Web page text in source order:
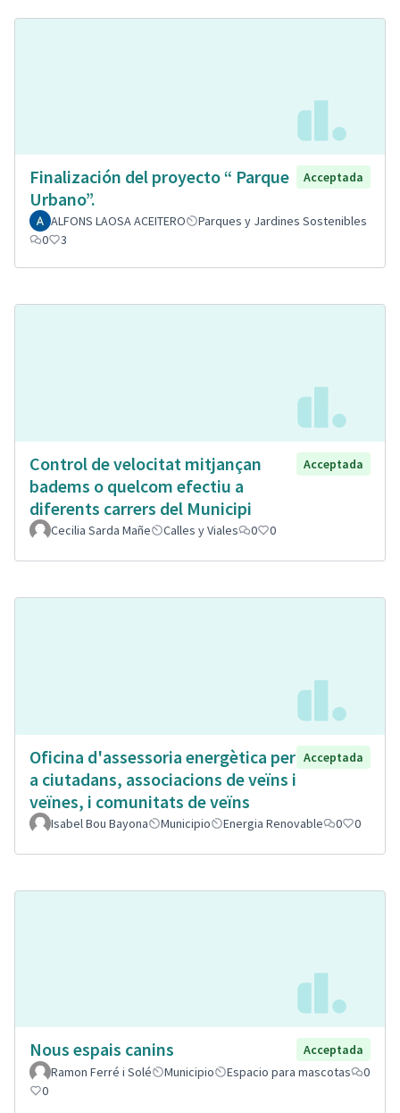
Finalización del proyecto “ Parque
Urbano”.
Acceptada
ALFONS LAOSA ACEITERO
Parques y Jardines Sostenibles
0
3
Control de velocitat mitjançan
badems o quelcom efectiu a
diferents carrers del Municipi
Acceptada
Cecilia Sarda Mañe Calles y Viales 0 0
Oficina d'assessoria energètica per
a ciutadans, associacions de veïns i
veïnes, i comunitats de veïns
Acceptada
Isabel Bou Bayona Municipio Energia Renovable 0 0
Nous espais canins
Acceptada
Ramon Ferré i Solé
Municipio Espacio para mascotas
0
0